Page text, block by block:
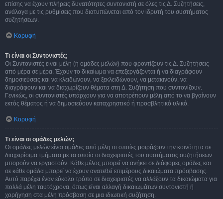
επίσης να έχουν πλήρεις δυνατότητες συντονιστή σε όλες τις Δ. Συζητήσεις,
ανάλογα με τις ρυθμίσεις που διατυπώνεται από τον ιδρυτή του συστήματος
συζητήσεων.
Κορυφή
Τι είναι οι Συντονιστές;
Οι Συντονιστές είναι μέλη (ή ομάδες μελών) που φροντίζουν τις Δ. Συζητήσεις
από μέρα σε μέρα. Έχουν το δικαίωμα να επεξεργάζονται ή να διαγράφουν
δημοσιεύσεις και να κλειδώνουν, να ξεκλειδώνουν, να μετακινούν, να
διαγράφουν και να διαχωρίζουν θέματα στη Δ. Συζήτηση που συντονίζουν.
Γενικώς, οι συντονιστές υπάρχουν για να αποτρέπουν μέλη από το να βγαίνουν
εκτός θέματος ή να δημοσιεύουν καταχρηστικό ή προσβλητικό υλικό.
Κορυφή
Τι είναι οι ομάδες μελών;
Οι ομάδες μελών είναι ομάδες από μέλη οι οποίες μοιράζουν την κοινότητα σε
διαχειρίσιμα τμήματα με τα οποία οι διαχειριστές του συστήματος συζητήσεων
μπορούν να εργαστούν. Κάθε μέλος μπορεί να ανήκει σε διάφορες ομάδες και
σε κάθε ομάδα μπορεί να έχουν ανατεθεί επιμέρους δικαιώματα πρόσβασης.
Αυτό παρέχει έναν εύκολο τρόπο σε διαχειριστές να αλλάξουν τα δικαιώματα για
πολλά μέλη ταυτόχρονα, όπως είναι αλλαγή δικαιωμάτων συντονιστή ή
χορήγηση στα μέλη πρόσβαση σε μια ιδιωτική συζήτηση.